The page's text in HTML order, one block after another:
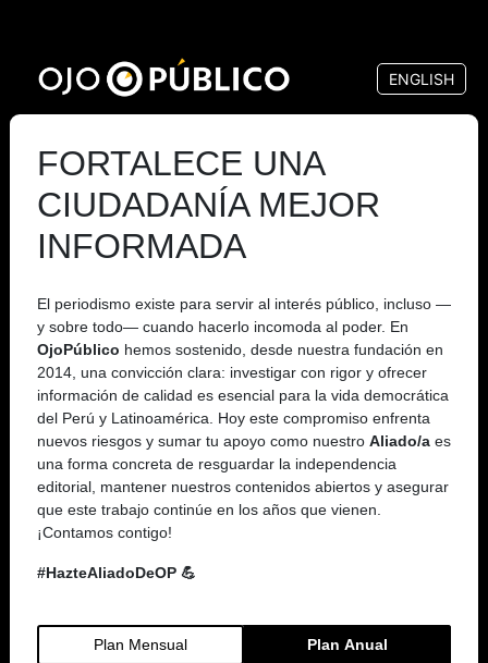
contenido
principal
ENGLISH
FORTALECE UNA
CIUDADANÍA MEJOR
INFORMADA
El periodismo existe para servir al interés público, incluso —
y sobre todo— cuando hacerlo incomoda al poder. En
OjoPúblico hemos sostenido, desde nuestra fundación en
2014, una convicción clara: investigar con rigor y ofrecer
información de calidad es esencial para la vida democrática
del Perú y Latinoamérica. Hoy este compromiso enfrenta
nuevos riesgos y sumar tu apoyo como nuestro Aliado/a es
una forma concreta de resguardar la independencia
editorial, mantener nuestros contenidos abiertos y asegurar
que este trabajo continúe en los años que vienen.
¡Contamos contigo!
#HazteAliadoDeOP 💪
Plan Mensual Plan Anual